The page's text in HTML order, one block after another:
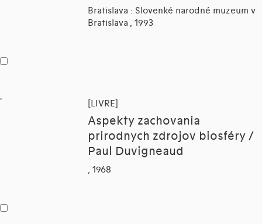
Bratislava : Slovenké narodné muzeum v
Bratislava , 1993
[LIVRE]
Aspekty zachovania
prirodnych zdrojov biosféry /
Paul Duvigneaud
, 1968